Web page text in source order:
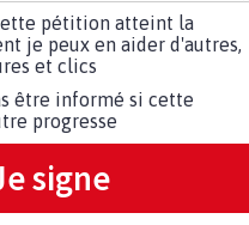
pétition atteint la
je peux en aider d'autres,
et clics
être informé si cette
progresse
signe